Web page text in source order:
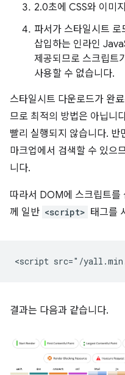
2.0초에 CSS와 이미
파서가 스타일시트 로
삽입하는 인라인
제공되므로 스크립트
사용할 수 없습니다.
스타일시트 다운로드가 완
므로 최적의 방법은 아닙니
빨리 실행되지 않습니다. 반
마크업에서 검색할 수 있으
니다.
따라서 DOM에 스크립트를
께 일반 <script> 태그를
결과는 다음과 같습니다.